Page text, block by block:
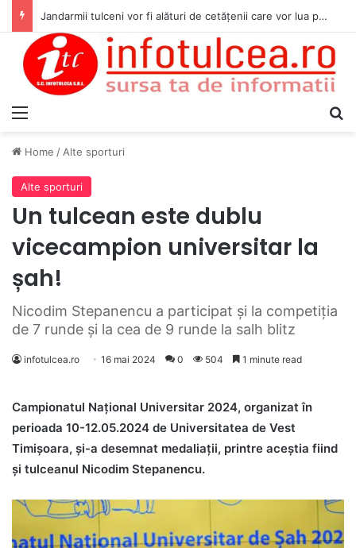
Jandarmii tulceni vor fi alături de cetățenii care vor lua parte la Festivalul Folk Țestos
Home / Alte sporturi
Alte sporturi
Un tulcean este dublu
vicecampion universitar la
șah!
Nicodim Stepanencu a participat și la competiția
de 7 runde și la cea de 9 runde la salh blitz
infotulcea.ro 16 mai 2024 0 504 1 minute read
Campionatul Național Universitar 2024, organizat în
perioada 10-12.05.2024 de Universitatea de Vest
Timișoara, și-a desemnat medaliații, printre aceștia fiind
și tulceanul Nicodim Stepanencu.